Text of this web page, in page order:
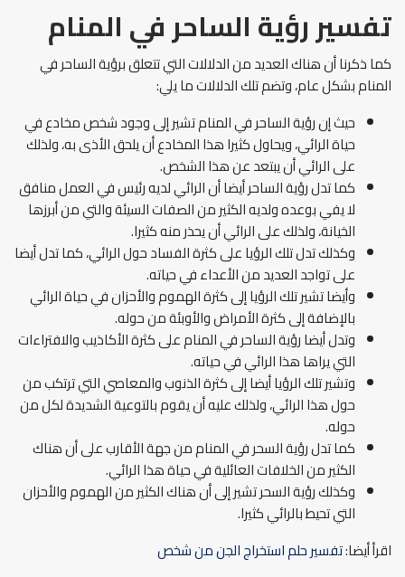
تفسير رؤية الساحر في المنام
كما ذكرنا أن هناك العديد من الدلالات التي تتعلق برؤية الساحر في
المنام بشكل عام، وتضم تلك الدلالات ما يلي:
حيث إن رؤية الساحر في المنام تشير إلى وجود شخص مخادع في
حياة الرائي، ويحاول كثيرا هذا المخادع أن يلحق الأذى به، ولذلك
على الرائي أن يبتعد عن هذا الشخص.
كما تدل رؤية الساحر أيضا أن الرائي لديه رئيس في العمل منافق
لا يفي بوعده ولديه الكثير من الصفات السيئة والتي من أبرزها
الخيانة، ولذلك على الرائي أن يحذر منه كثيرا.
وكذلك تدل تلك الرؤيا على كثرة الفساد حول الرائي، كما تدل أيضا
على تواجد العديد من الأعداء في حياته.
وأيضا تشير تلك الرؤيا إلى كثرة الهموم والأحزان في حياة الرائي
بالإضافة إلى كثرة الأمراض والأوبئة من حوله.
وتدل أيضا رؤية الساحر في المنام على كثرة الأكاذيب والافتراءات
التي يراها هذا الرائي في حياته.
وتشير تلك الرؤيا أيضا إلى كثرة الذنوب والمعاصي التي ترتكب من
حول هذا الرائي، ولذلك عليه أن يقوم بالتوعية الشديدة لكل من
حوله.
كما تدل رؤية السحر في المنام من جهة الأقارب على أن هناك
الكثير من الخلافات العائلية في حياة هذا الرائي.
وكذلك رؤية السحر تشير إلى أن هناك الكثير من الهموم والأحزان
التي تحيط بالرائي كثيرا.
اقرأ أيضا:تفسير حلم استخراج الجن من شخص